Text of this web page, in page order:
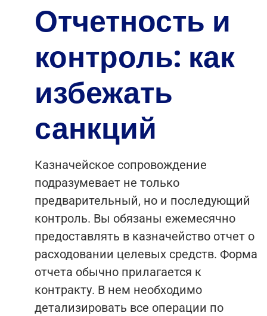
Отчетность и
контроль: как
избежать
санкций
Казначейское сопровождение
подразумевает не только
предварительный, но и последующий
контроль. Вы обязаны ежемесячно
предоставлять в казначейство отчет о
расходовании целевых средств. Форма
отчета обычно прилагается к
контракту. В нем необходимо
детализировать все операции по